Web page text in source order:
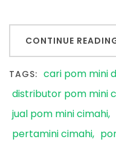
CONTINUE
TAGS: cari pom mini
distributor pom mini
jual pom mini cimahi
pertamini cimahi